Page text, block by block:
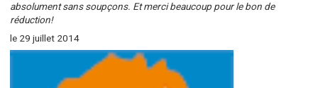
absolument sans soupçons. Et merci beaucoup pour le bon de
réduction!
le 29 juillet 2014